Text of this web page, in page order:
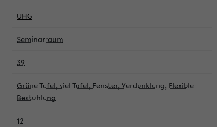
UHG
Seminarraum
39
Grüne Tafel, viel Tafel, Fenster, Verdunklung, Flexible
Bestuhlung
12